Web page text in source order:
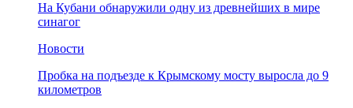
На Кубани обнаружили одну из древнейших в мире
синагог
Новости
Пробка на подъезде к Крымскому мосту выросла до 9
километров